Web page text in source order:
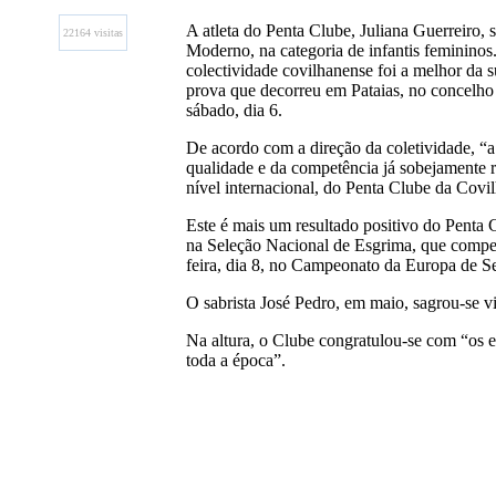
22164 visitas
A atleta do Penta Clube, Juliana Guerreiro,
Moderno, na categoria de infantis
colectividade covilhanense foi a melhor da
prova que decorreu em Pataias, no
sábado, dia 6.
De acordo com a direção da coletividade,
qualidade e da competência já
nível internacional, do Penta Clube da
Este é mais um resultado positivo do Penta
na Seleção Nacional de Esgrima, que
feira, dia 8, no Campeonato da Europa de
O sabrista José Pedro, em maio, sagrou-se
Na altura, o Clube congratulou-se com “os
toda a época”.